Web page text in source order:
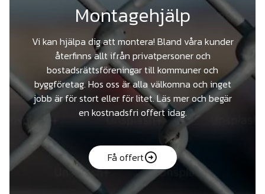
Montagehjälp
Vi kan hjälpa dig att montera! Bland våra kunder
återfinns allt ifrån privatpersoner och
bostadsrättsföreningar till kommuner och
byggföretag. Hos oss är alla välkomna och inget
jobb är för stort eller för litet. Läs mer och begär
en kostnadsfri offert idag.
Få offert